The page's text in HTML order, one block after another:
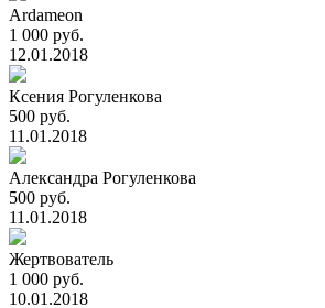
Ardameon
1 000 руб.
12.01.2018
Ксения Рогуленкова
500 руб.
11.01.2018
Александра Рогуленкова
500 руб.
11.01.2018
Жертвователь
1 000 руб.
10.01.2018